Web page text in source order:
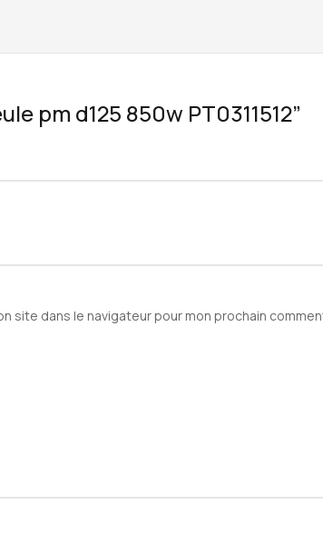
pm d125 850w PT0311512”
site dans le navigateur pour mon prochain